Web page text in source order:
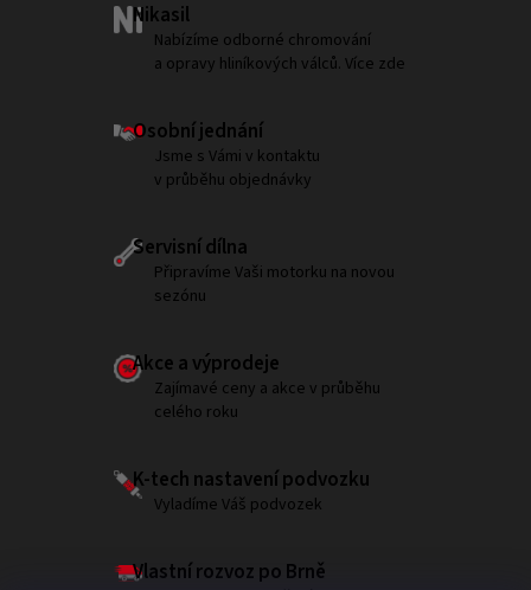
Nikasil
Nabízíme odborné chromování
a opravy hliníkových válců. Více zde
Osobní jednání
Jsme s Vámi v kontaktu
v průběhu objednávky
Servisní dílna
Připravíme Vaši motorku na novou
sezónu
Akce a výprodeje
Zajímavé ceny a akce v průběhu
celého roku
K-tech nastavení podvozku
Vyladíme Váš podvozek
Vlastní rozvoz po Brně